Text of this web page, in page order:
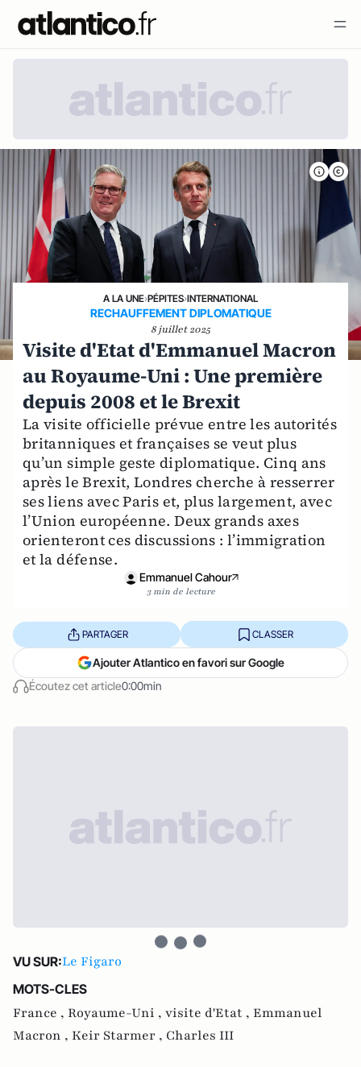
A LA UNE›PÉPITES›INTERNATIONAL
RECHAUFFEMENT DIPLOMATIQUE
8 juillet 2025
Visite d'Etat d'Emmanuel Macron
au Royaume-Uni : Une première
depuis 2008 et le Brexit
La visite officielle prévue entre les autorités
britanniques et françaises se veut plus
qu’un simple geste diplomatique. Cinq ans
après le Brexit, Londres cherche à resserrer
ses liens avec Paris et, plus largement, avec
l’Union européenne. Deux grands axes
orienteront ces discussions : l’immigration
et la défense.
Emmanuel Cahour
3 min de lecture
Écoutez cet article0:00min
PARTAGER CLASSER
Ajouter Atlantico en favori sur Google
VU SUR:Le Figaro
MOTS-CLES
France , Royaume-Uni , visite d'Etat , Emmanuel
Macron , Keir Starmer , Charles III